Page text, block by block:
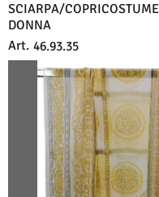
SCIARPA/
DONNA
Art. 46.93.35